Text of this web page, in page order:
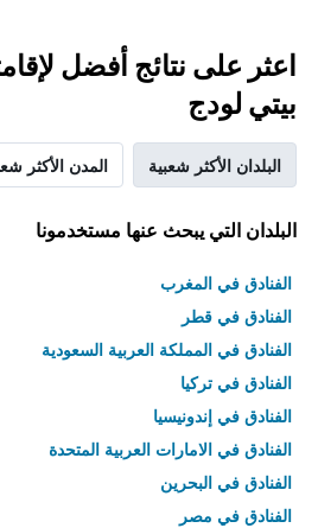
اعثر على نتائج أفضل
بيتي لودج
البلدان الأكثر شعبية المدن الأكثر
البلدان التي يبحث عنها مستخدمونا
الفنادق في المغرب
الفنادق في قطر
الفنادق في المملكة العربية السعودية
الفنادق في تركيا
الفنادق في إندونيسيا
الفنادق في الامارات العربية المتحدة
الفنادق في البحرين
الفنادق في مصر